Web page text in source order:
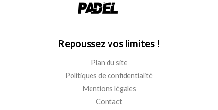
Repoussez vos limites !
Plan du site
Politiques de confidentialité
Mentions légales
Contact